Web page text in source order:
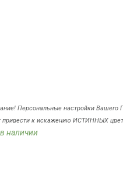
Персональные настройки Вашего
привести к искажению ИСТИННЫХ
наличии